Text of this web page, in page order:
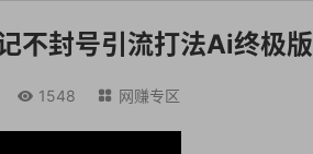
不封号引流打法Ai终极版
 1548  网赚专区